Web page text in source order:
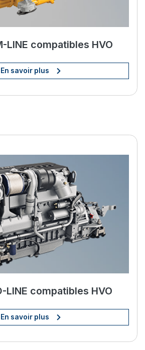
LINE compatibles HVO
En savoir plus
Améliorez votre vie à bord
LINE compatibles HVO
En savoir plus